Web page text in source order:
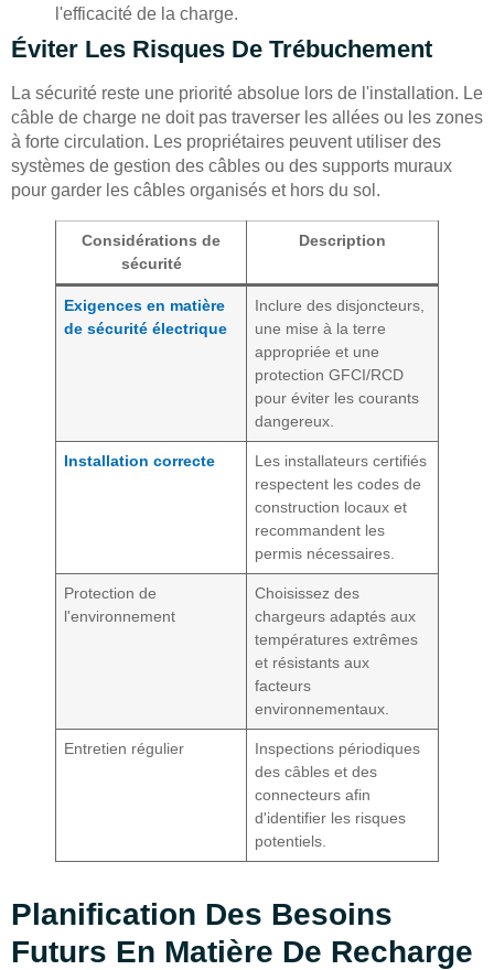
l'efficacité de la charge.
Éviter Les Risques De Trébuchement
La sécurité reste une priorité absolue lors de l'installation. Le
câble de charge ne doit pas traverser les allées ou les zones
à forte circulation. Les propriétaires peuvent utiliser des
systèmes de gestion des câbles ou des supports muraux
pour garder les câbles organisés et hors du sol.
Considérations de
sécurité
Description
Exigences en matière
de sécurité électrique
Inclure des disjoncteurs,
une mise à la terre
appropriée et une
protection GFCI/RCD
pour éviter les courants
dangereux.
Installation correcte
Les installateurs certifiés
respectent les codes de
construction locaux et
recommandent les
permis nécessaires.
Protection de
l'environnement
Choisissez des
chargeurs adaptés aux
températures extrêmes
et résistants aux
facteurs
environnementaux.
Entretien régulier
Inspections périodiques
des câbles et des
connecteurs afin
d'identifier les risques
potentiels.
Planification Des Besoins
Futurs En Matière De Recharge